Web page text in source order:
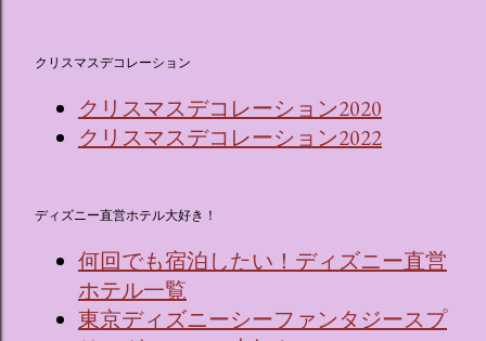
クリスマスデコレーション
クリスマスデコレーション2020
クリスマスデコレーション2022
ディズニー直営ホテル大好き！
何回でも宿泊したい！ディズニー直営
ホテル一覧
東京ディズニーシーファンタジースプ